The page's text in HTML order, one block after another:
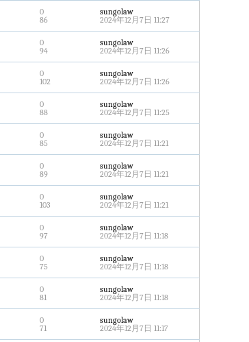
0
86
sungolaw
2024年12月7日 11:27
0
94
sungolaw
2024年12月7日 11:26
0
102
sungolaw
2024年12月7日 11:26
0
88
sungolaw
2024年12月7日 11:25
0
85
sungolaw
2024年12月7日 11:21
0
89
sungolaw
2024年12月7日 11:21
0
103
sungolaw
2024年12月7日 11:21
0
97
sungolaw
2024年12月7日 11:18
0
75
sungolaw
2024年12月7日 11:18
0
81
sungolaw
2024年12月7日 11:18
0
71
sungolaw
2024年12月7日 11:17